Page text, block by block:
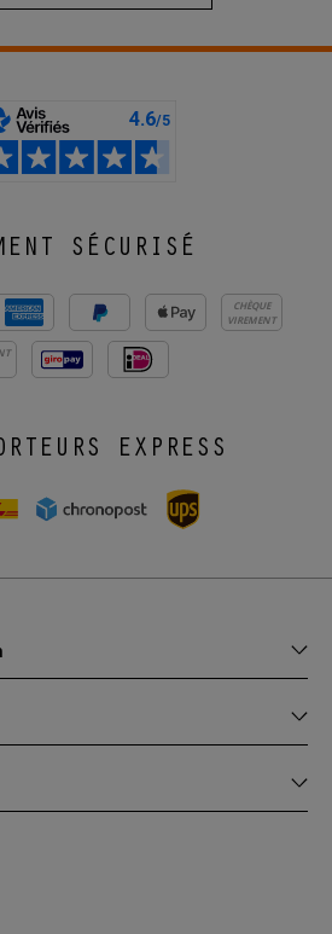
SÉCURISÉ
CHÈQUE
VIREMENT
EXPRESS